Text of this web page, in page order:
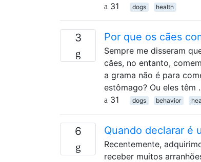
31
dogs health
3 Por que os cães
Sempre me disseram
cães, no entanto,
a grama não é para
estômago? Ou eles têm
31
dogs behavior
6 Quando declarar é
Recentemente,
receber muitos